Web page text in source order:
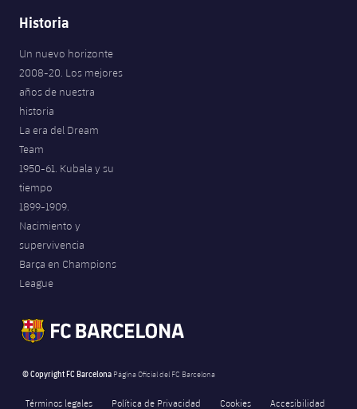
Agenda
Actualidad
Jugadores
Fotos
Voleibol
Noticias
Apúntate a las amateurs
plusicon
más
PLUSICON
MÁS
VALORANT Game Changers
Historia
Un nuevo horizonte
2008-20. Los mejores
años de nuestra
historia
La era del Dream
Team
1950-61. Kubala y su
tiempo
1899-1909.
Nacimiento y
supervivencia
Barça en Champions
League
© Copyright FC Barcelona Página Oficial del FC Barcelona
Términos legales Política de Privacidad Cookies Accesibilidad